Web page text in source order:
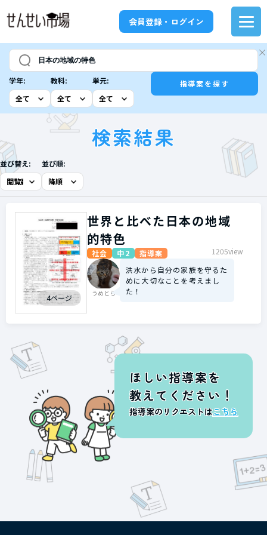
会員登録・ログイン
学年: 教科: 単元: 指導案を探す
検索結果
並び替え: 並び順:
4ページ
世界と比べた日本の地域
的特色
社会 中2 指導案 1205view
うめとら
洪水から自分の家族を守るた
めに大切なことを考えまし
た！
ほしい指導案を
教えてください！
指導案のリクエストはこちら